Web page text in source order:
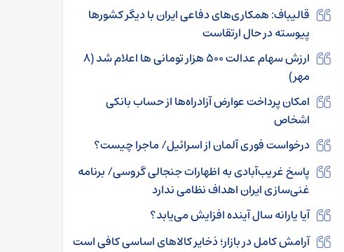
قالیباف: همکاری‌های دفاعی ایران با دیگر کشورها
پیوسته در حال ارتقاست
ارزش سهام عدالت ۵۰۰ هزار تومانی ها اعلام شد (۸
مهر)
امکان پرداخت عوارض آزادراه‌ها از حساب بانکی
اشخاص
درخواست فوری آلمان از اسرائیل/ ماجرا چیست؟
پاسخ غریب‌آبادی به اظهارات جنجالی گروسی/ برنامه
غنی‌سازی ایران اهداف نظامی ندارد
آیا یارانه سال آینده افزایش می‌یابد؟
آرامش کامل در بازار؛ ذخایر کالاهای اساسی کافی است